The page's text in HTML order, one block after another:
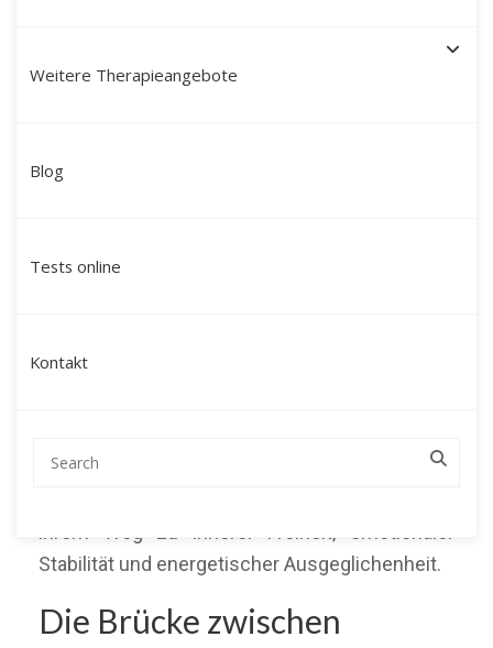
Weitere Therapieangebote
Blog
Tests online
Kontakt
Neufahrn: Ihr Weg zu
Veränderung, die über klassische
Neufahrn und Umgebung sowie
Stabilität und energetischer Ausgeglichenheit.
Die Brücke zwischen